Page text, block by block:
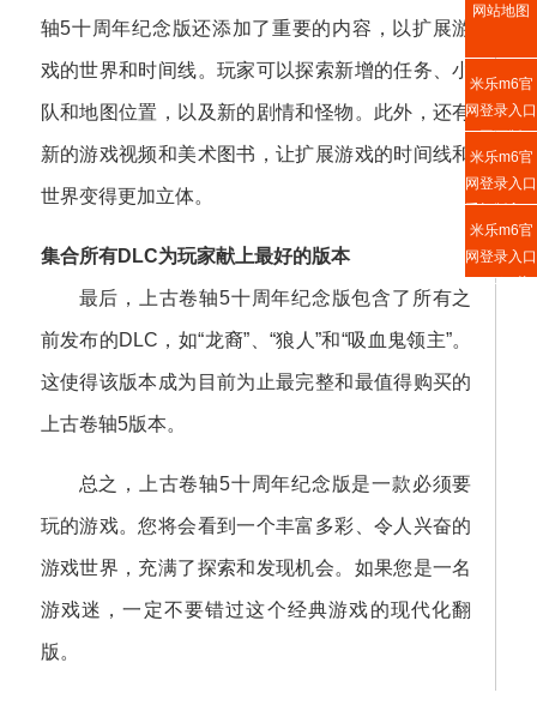
轴5十周年纪念版还添加了重要的内容，以扩展游
戏的世界和时间线。玩家可以探索新增的任务、小
队和地图位置，以及新的剧情和怪物。此外，还有
新的游戏视频和美术图书，让扩展游戏的时间线和
世界变得更加立体。
集合所有DLC为玩家献上最好的版本
最后，上古卷轴5十周年纪念版包含了所有之
前发布的DLC，如“龙裔”、“狼人”和“吸血鬼领主”。
这使得该版本成为目前为止最完整和最值得购买的
上古卷轴5版本。
总之，上古卷轴5十周年纪念版是一款必须要
玩的游戏。您将会看到一个丰富多彩、令人兴奋的
游戏世界，充满了探索和发现机会。如果您是一名
游戏迷，一定不要错过这个经典游戏的现代化翻
版。
网站地图
米乐m6官
网登录入口
网页版
米乐m6官
网登录入口
手机版入口
米乐m6官
网登录入口
APP下载